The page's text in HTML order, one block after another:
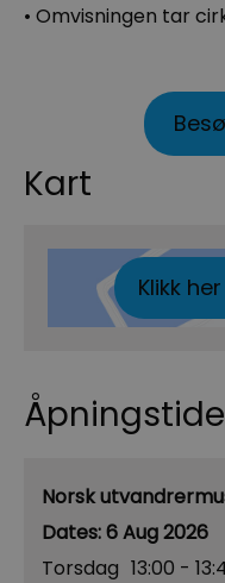
• Omvisningen tar
Kart
Klikk
Norsk
6 Aug 2026
Torsdag 13:00 -